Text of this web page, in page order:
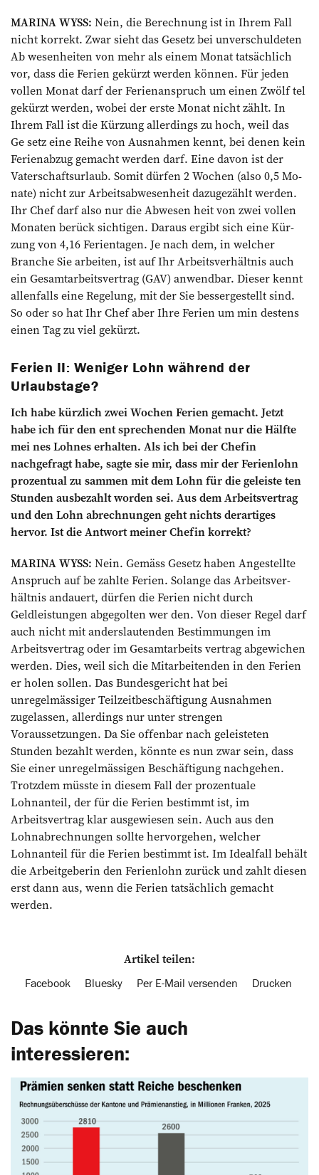
MARINA WYSS: Nein, die Berechnung ist in Ihrem Fall
nicht korrekt. Zwar sieht das Gesetz bei unverschuldeten
Ab­ wesenheiten von mehr als einem Monat tatsächlich
vor, dass die Ferien gekürzt werden können. Für jeden
vollen Monat darf der Ferienanspruch um einen Zwölf­ tel
gekürzt werden, wobei der erste Monat nicht zählt. In
Ihrem Fall ist die Kürzung allerdings zu hoch, weil das
Ge­ setz eine Reihe von Ausnahmen kennt, bei denen kein
Ferien­abzug ge­macht werden darf. Eine davon ist der
Vater­schaftsurlaub. Somit dürfen 2 Wochen (also 0,5 Mo­
nate) nicht zur Arbeitsabwe­senheit dazu­gezählt wer­den.
Ihr Chef darf also nur die Abwesen­ heit von zwei vollen
Monaten berück­ sichtigen. Daraus ergibt sich eine Kür­
zung von 4,16 Ferientagen. Je nach­ dem, in welcher
Branche Sie arbeiten, ist auf Ihr Arbeitsverhältnis auch
ein Ge­samtarbeitsvertrag (GAV) anwendbar. Dieser kennt
allenfalls eine Regelung, mit der Sie bessergestellt sind.
So oder so hat Ihr Chef aber Ihre Ferien um min­ destens
einen Tag zu viel gekürzt.
Ferien II: Weniger Lohn während der
Urlaubstage?
Ich habe kürzlich zwei Wochen Ferien gemacht. Jetzt
habe ich für den ent­ sprechenden Monat nur die Hälfte
mei­ nes Lohnes erhalten. Als ich bei der Chefin
nachgefragt habe, sagte sie mir, dass mir der Ferienlohn
prozentual zu­ sammen mit dem Lohn für die geleiste­ ten
Stunden ausbezahlt worden sei. Aus dem Arbeitsvertrag
und den Lohn­ abrechnungen geht nichts derartiges
hervor. Ist die Antwort meiner Chefin korrekt?
MARINA WYSS: Nein. Gemäss Gesetz haben Angestellte
Anspruch auf be­ zahlte Ferien. Solange das Arbeitsver­
hältnis andauert, dürfen die Ferien nicht durch
Geldleistungen abgegolten wer­ den. Von dieser Regel darf
auch nicht mit anderslautenden Bestimmungen im
Arbeitsvertrag oder im Gesamtarbeits­ vertrag abgewichen
werden. Dies, weil sich die Mitarbeitenden in den Ferien
er­ holen sollen. Das Bundesgericht hat bei
unregelmässiger Teilzeitbeschäftigung Ausnahmen
zugelassen, allerdings nur unter strengen
Voraussetzungen. Da Sie offenbar nach geleisteten
Stunden bezahlt werden, könnte es nun zwar sein, dass
Sie einer unregelmässigen Beschäftigung nachgehen.
Trotzdem müsste in diesem Fall der prozentuale
Lohnanteil, der für die Ferien bestimmt ist, im
Arbeitsvertrag klar ausgewiesen sein. Auch aus den
Lohnabrechnungen sollte hervorgehen, welcher
Lohnanteil für die Ferien bestimmt ist. Im Idealfall behält
die Arbeitgeberin den Ferienlohn zurück und zahlt diesen
erst dann aus, wenn die Ferien tatsächlich gemacht
werden.
Artikel teilen:
Facebook Bluesky Per E-Mail versenden Drucken
Das könnte Sie auch
interessieren: